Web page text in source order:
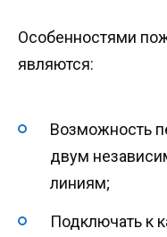
Особенностями
являются:
Возможность
двум
линиям;
Подключать к